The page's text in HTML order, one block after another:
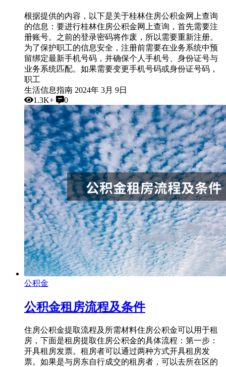
根据提供的内容，以下是关于桂林住房公积金网上查询
的信息：要进行桂林住房公积金网上查询，首先需要注
册账号。之前的登录密码将作废，所以需要重新注册。
为了保护职工的信息安全，注册前需要在业务系统中预
留绑定最新手机号码，并确保个人手机号、身份证号与
业务系统匹配。如果需要变更手机号码或身份证号码，
职工
生活信息指南 2024年 3月 9日
1.3K+
0
公积金
公积金租房流程及条件
住房公积金提取流程及所需材料住房公积金可以用于租
房，下面是租房提取住房公积金的具体流程：第一步：
开具租房发票。租房者可以通过两种方式开具租房发
票。如果是与房东自行成交的租房者，可以去所在区的